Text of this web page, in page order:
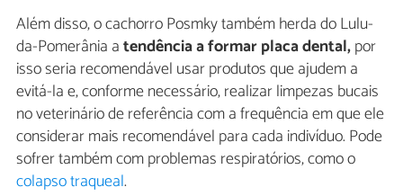
Além disso, o cachorro Posmky também herda do Lulu-
da-Pomerânia atendência a formar placa dental,por
isso seria recomendável usar produtos que ajudem a
evitá-la e, conforme necessário, realizar limpezas bucais
no veterinário de referência com a frequência em que ele
considerar mais recomendável para cada indivíduo. Pode
sofrer também com problemas respiratórios, como o
colapso traqueal.